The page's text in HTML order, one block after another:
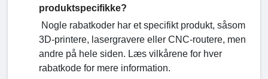
produktspecifikke?
Nogle rabatkoder har et specifikt produkt, såsom
3D-printere, lasergravere eller CNC-routere, men
andre på hele siden. Læs vilkårene for hver
rabatkode for mere information.